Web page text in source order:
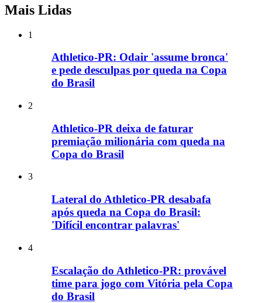
Mais Lidas
1
Athletico-PR: Odair 'assume bronca'
e pede desculpas por queda na Copa
do Brasil
2
Athletico-PR deixa de faturar
premiação milionária com queda na
Copa do Brasil
3
Lateral do Athletico-PR desabafa
após queda na Copa do Brasil:
'Difícil encontrar palavras'
4
Escalação do Athletico-PR: provável
time para jogo com Vitória pela Copa
do Brasil